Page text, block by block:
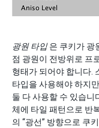
광원 타입은 쿠키가 광
점 광원이 전방위로 프
형태가 되어야 합니다.
타입을 사용해야 하지
둘 다 사용할 수 있습니
체에 타일 패턴으로 반
의 “광선” 방향으로 쿠